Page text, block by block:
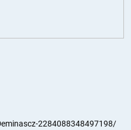
2284088348497198/